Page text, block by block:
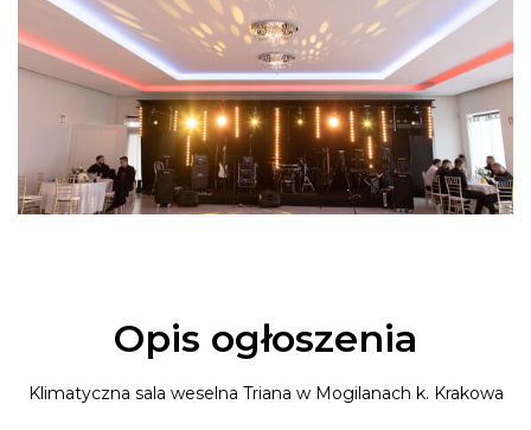
Opis ogłoszenia
Klimatyczna sala weselna Triana w Mogilanach k. Krakowa